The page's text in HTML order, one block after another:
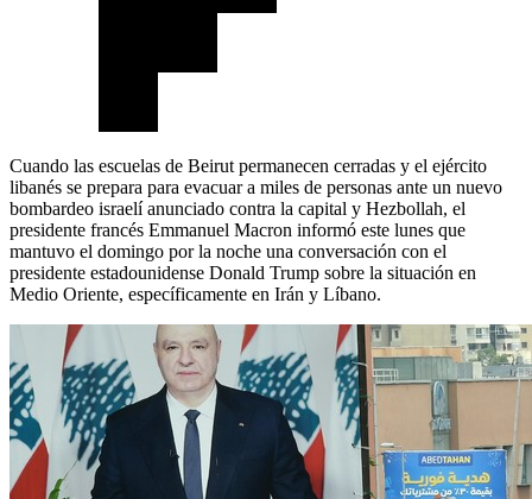
Cuando las escuelas de Beirut permanecen cerradas y el ejército
libanés se prepara para evacuar a miles de personas ante un nuevo
bombardeo israelí anunciado contra la capital y Hezbollah, el
presidente francés Emmanuel Macron informó este lunes que
mantuvo el domingo por la noche una conversación con el
presidente estadounidense Donald Trump sobre la situación en
Medio Oriente, específicamente en Irán y Líbano.